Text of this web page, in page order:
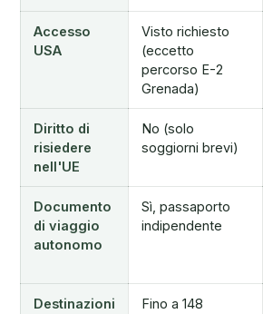
Accesso
USA
Visto richiesto
(eccetto
percorso E-2
Grenada)
Diritto di
risiedere
nell'UE
No (solo
soggiorni brevi)
Documento
di viaggio
autonomo
Sì, passaporto
indipendente
Destinazioni
Fino a 148